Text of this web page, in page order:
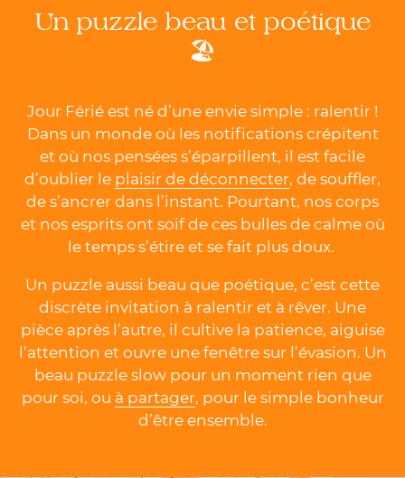
Un puzzle beau et poétique
🏖
Jour Férié est né d’une envie simple : ralentir !
Dans un monde où les notifications crépitent
et où nos pensées s’éparpillent, il est facile
d’oublier le plaisir de déconnecter, de souffler,
de s’ancrer dans l’instant. Pourtant, nos corps
et nos esprits ont soif de ces bulles de calme où
le temps s’étire et se fait plus doux.
Un puzzle aussi beau que poétique, c’est cette
discrète invitation à ralentir et à rêver. Une
pièce après l’autre, il cultive la patience, aiguise
l’attention et ouvre une fenêtre sur l’évasion. Un
beau puzzle slow pour un moment rien que
pour soi, ou à partager, pour le simple bonheur
d’être ensemble.